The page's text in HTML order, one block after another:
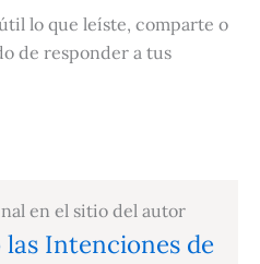
lo que leíste, comparte o
de responder a tus
en el sitio del autor
Intenciones de